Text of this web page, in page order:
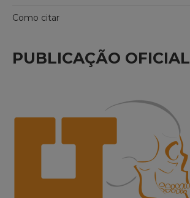
Como citar
PUBLICAÇÃO OFICIAL